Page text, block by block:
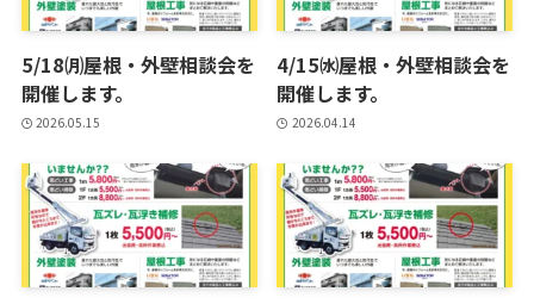
5/18㈪屋根・外壁相談会を
開催します。
2026.05.15
4/15㈬屋根・外壁相談会を
開催します。
2026.04.14